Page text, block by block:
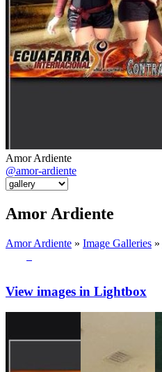
Amor Ardiente
@amor-ardiente
Amor Ardiente
Amor Ardiente » Image Galleries »
View images in Lightbox